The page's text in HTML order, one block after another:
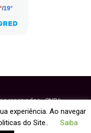
reservados - CNPJ:
de Cookies
experiência. Ao navegar
do Site..
Saiba